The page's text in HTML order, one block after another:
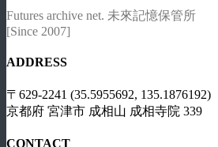
Futures archive net. 未來記憶保管所
[Since 2007]
ADDRESS
〒629-2241 (35.5955692, 135.1876192)
京都府 宮津市 成相山 成相寺院 339
CONTACT